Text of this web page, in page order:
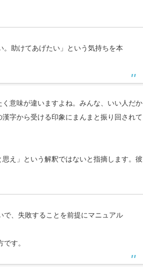
助けてあげたい」という気持ちを本
意味が違いますよね。みんな、いい人だか
字から受ける印象にまんまと振り回されて
え」という解釈ではないと指摘します。彼
、失敗することを前提にマニュアル
す。